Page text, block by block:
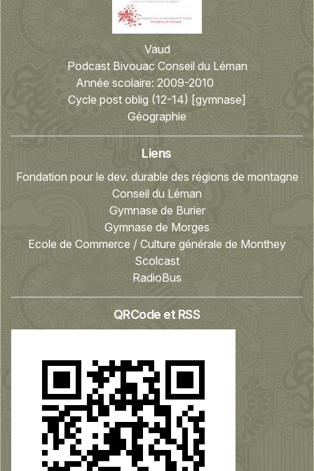
Vaud
Podcast Bivouac Conseil du Léman
Année scolaire: 2009-2010
Cycle post oblig (12-14) [gymnase]
Géographie
Liens
Fondation pour le dev. durable des régions de montagne
Conseil du Léman
Gymnase de Burier
Gymnase de Morges
Ecole de Commerce / Culture générale de Monthey
Scolcast
RadioBus
QRCode et RSS